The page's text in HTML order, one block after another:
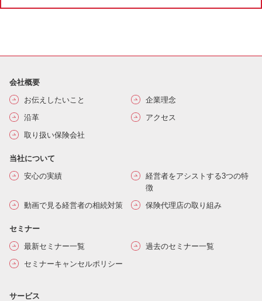
会社概要
お伝えしたいこと
企業理念
沿革
アクセス
取り扱い保険会社
当社について
安心の実績
経営者をアシストする3つの特
徴
動画で見る経営者の相続対策
保険代理店の取り組み
セミナー
最新セミナー一覧
過去のセミナー一覧
セミナーキャンセルポリシー
サービス